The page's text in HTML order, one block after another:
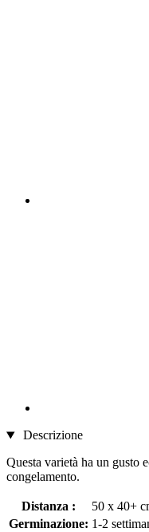
Descrizione
Questa varietà ha un gusto
congelamento.
Distanza :
50 x 40+
Germinazione: 1-2